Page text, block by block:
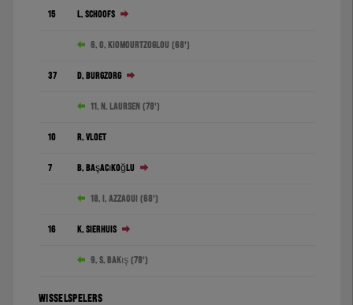
15 L. Schoofs
6. O. Kiomourtzoglou (68')
37 D. Burgzorg
11. N. Laursen (78')
10 R. Vloet
7 B. Başaçıkoğlu
18. I. Azzaoui (68')
16 K. Sierhuis
9. S. Bakış (78')
WISSELSPELERS